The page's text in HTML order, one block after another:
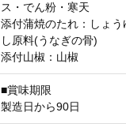
ス・でん粉・寒天
添付蒲焼のたれ：しょ
し原料(うなぎの骨)
添付山椒：山椒
■賞味期限
製造日から90日